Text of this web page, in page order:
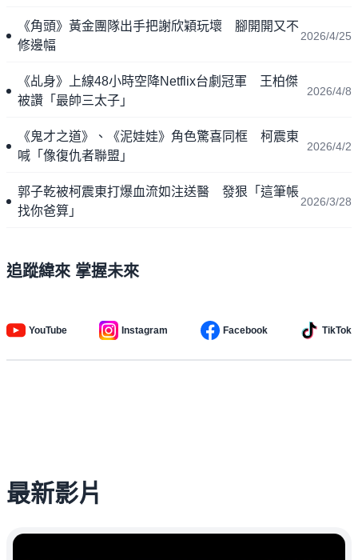
《角頭》黃金團隊出手把謝欣穎玩壞 腳開開又不
修邊幅
2026/4/25
《乩身》上線48小時空降Netflix台劇冠軍 王柏傑
被讚「最帥三太子」
2026/4/8
《鬼才之道》、《泥娃娃》角色驚喜同框 柯震東
喊「像復仇者聯盟」
2026/4/2
郭子乾被柯震東打爆血流如注送醫 發狠「這筆帳
找你爸算」
2026/3/28
追蹤緯來 掌握未來
YouTube Instagram Facebook TikTok
最新影片